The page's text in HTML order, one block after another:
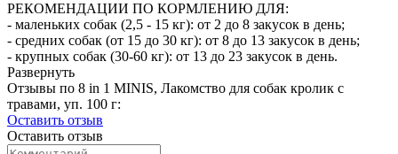
РЕКОМЕНДАЦИИ ПО КОРМЛЕНИЮ ДЛЯ:
- маленьких собак (2,5 - 15 кг): от 2 до 8 закусок в день;
- средних собак (от 15 до 30 кг): от 8 до 13 закусок в день;
- крупных собак (30-60 кг): от 13 до 23 закусок в день.
Развернуть
Отзывы по 8 in 1 MINIS, Лакомство для собак кролик с
травами, уп. 100 г:
Оставить отзыв
Оставить отзыв